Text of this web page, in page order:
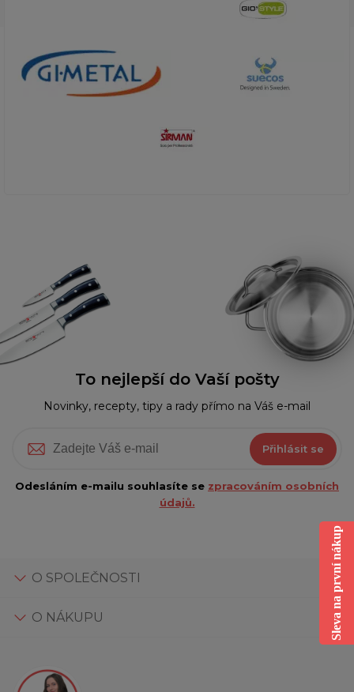
To nejlepší do Vaší pošty
Novinky, recepty, tipy a rady přímo na Váš e-mail
Přihlásit se
Odesláním e-mailu souhlasíte se zpracováním osobních
údajů.
O SPOLEČNOSTI
O NÁKUPU Sleva na první nákup